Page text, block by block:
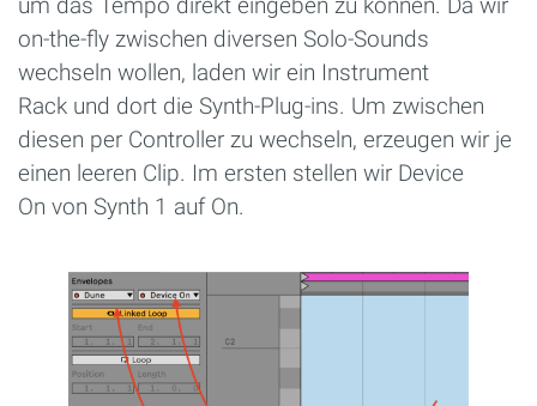
um das Tempo direkt eingeben zu können. Da wir
on-the-fly zwischen diversen Solo-Sounds
wechseln wollen, laden wir ein Instrument
Rack und dort die Synth-Plug-ins. Um zwischen
diesen per Controller zu wechseln, erzeugen wir je
einen leeren Clip. Im ersten stellen wir Device
On von Synth 1 auf On.